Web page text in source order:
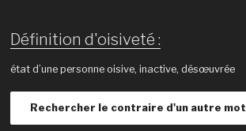
Définition d'oisiveté :
état d’une personne oisive, inactive, désœuvrée
Rechercher le contraire d'un autre mot